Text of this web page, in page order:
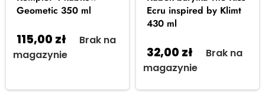
Geometic 350 ml
115,00 zł
Brak na
magazynie
Ecru inspired by Klimt
430 ml
32,00 zł
Brak na
magazynie